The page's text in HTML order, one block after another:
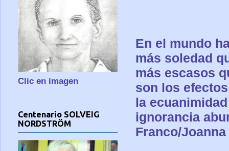
En el mundo
más soledad
más escasos
son los
la
ignorancia
Franco/
Clic en imagen
Centenario SOLVEIG
NORDSTRÖM